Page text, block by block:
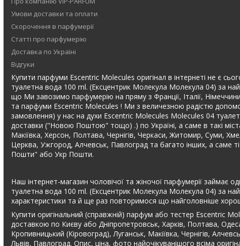
Умови доставки та оплати
Скорочення в парфумерії
Статті про парфумерію
Доставка по Україні
Відгуки
Купити парфуми Escentric Molecules оригінал в інтернеті не є
туалетна вода 100 ml. (Ексцентрик Молекула Молекула 04) за
що Ми завозимо парфумерію на пряму з Франції, Італії,
та парфуми Escentric Molecules ! Ми з величезною радістю
замовлення) у нас на духи Escentric Molecules Molecules 04
доставки ("Новою Поштою" тощо) .) по Україні, а саме в такі
Макіївка, Херсон, Полтава, Чернігів, Черкаси, Житомир, Суми,
Церква, Ужгород, Алчевськ, Павлоград та багато інших, а саме
Пошти" або Укр Пошти.
Наш інтернет-магазин чоловічої та жіночої парфумерії займає
туалетна вода 100 ml. (Ексцентрик Молекула Молекула 04) за
характеристики та й ще раз повторимося що найголовніше
Купити оригінальний (справжній) парфум або тестер Escentric
доставкою по Києву або Дніпропетровськ, Харків, Полтава,
Кропивницький (Кіровоград), Луганськ, Макіївка, Чернігів,
Львів, Павлоград. Опис, ціна, фото найочікуванішого всіма